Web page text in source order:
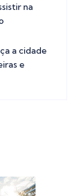
na
a cidade
e